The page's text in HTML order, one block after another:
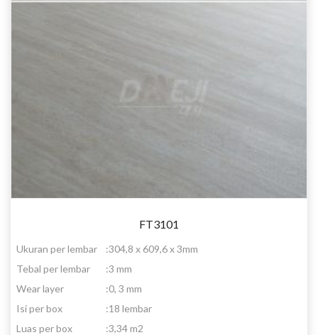
FT3101
Ukuran per lembar :304,8 x 609,6 x 3mm
Tebal per lembar
:3 mm
Wear layer
:0, 3 mm
Isi per box
:18 lembar
Luas per box
:3,34 m2